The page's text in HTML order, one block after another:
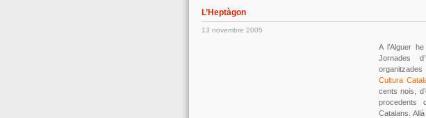
L’Heptàgon
13 novembre 2005
A l’Alguer
Jornades
Cultura
cents nois,
procedents
Catalans.